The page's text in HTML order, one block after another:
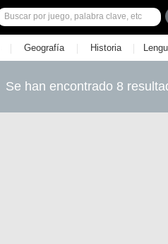
| Geografía | Historia |
Se han encontrado 8